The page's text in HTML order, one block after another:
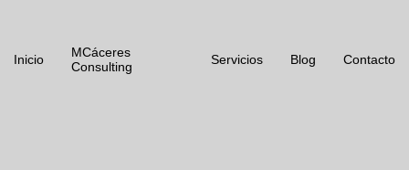
Inicio
MCáceres
Consulting
Servicios Blog Contacto